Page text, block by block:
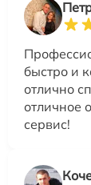
быстро и
отлично
отличное
сервис!